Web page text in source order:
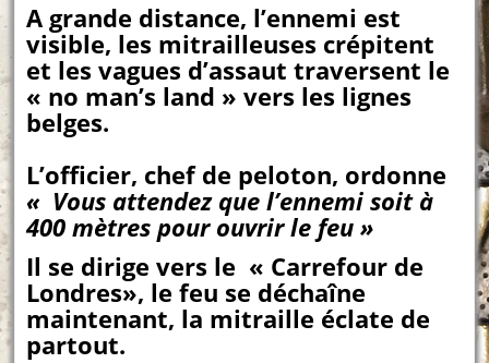
A grande distance, l’ennemi est
visible, les mitrailleuses crépitent
et les vagues d’assaut traversent le
« no man’s land » vers les lignes
belges.
L’officier, chef de peloton, ordonne
« Vous attendez que l’ennemi soit à
400 mètres pour ouvrir le feu »
Il se dirige vers le « Carrefour de
Londres», le feu se déchaîne
maintenant, la mitraille éclate de
partout.